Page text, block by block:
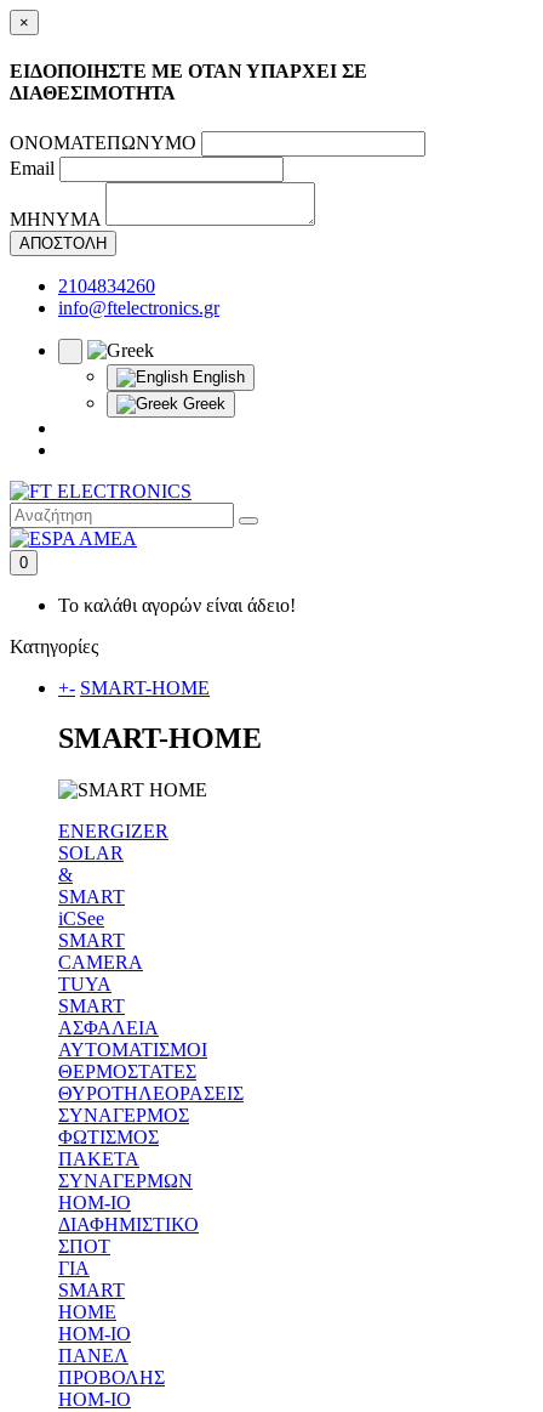
×
ΕΙΔΟΠΟΙΗΣΤΕ ΜΕ ΟΤΑΝ ΥΠΑΡΧΕΙ ΣΕ
ΔΙΑΘΕΣΙΜΟΤΗΤΑ
ΟΝΟΜΑΤΕΠΩΝΥΜΟ
Email
ΜΗΝΥΜΑ
ΑΠΟΣΤΟΛΗ
2104834260
info@ftelectronics.gr
English
Greek
0
Το καλάθι αγορών είναι άδειο!
Κατηγορίες
+- SMART-HOME
SMART-HOME
ENERGIZER
SOLAR
&
SMART
iCSee
SMART
CAMERA
TUYA
SMART
ΑΣΦΑΛΕΙΑ
ΑΥΤΟΜΑΤΙΣΜΟΙ
ΘΕΡΜΟΣΤΑΤΕΣ
ΘΥΡΟΤΗΛΕΟΡΑΣΕΙΣ
ΣΥΝΑΓΕΡΜΟΣ
ΦΩΤΙΣΜΟΣ
ΠΑΚΕΤΑ
ΣΥΝΑΓΕΡΜΩΝ
HOM-IO
ΔΙΑΦΗΜΙΣΤΙΚΟ
ΣΠΟΤ
ΓΙΑ
SMART
HOME
HOM-IO
ΠΑΝΕΛ
ΠΡΟΒΟΛΗΣ
HOM-IO